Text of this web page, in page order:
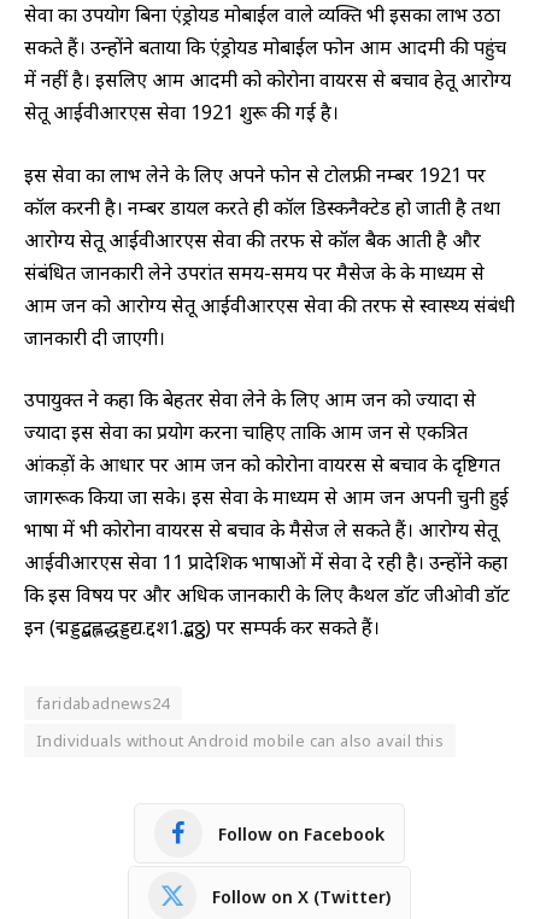
सेवा का उपयोग बिना एंड्रोयड मोबाईल वाले व्यक्ति भी इसका लाभ उठा
सकते हैं। उन्होंने बताया कि एंड्रोयड मोबाईल फोन आम आदमी की पहुंच
में नहीं है। इसलिए आम आदमी को कोरोना वायरस से बचाव हेतू आरोग्य
सेतू आईवीआरएस सेवा 1921 शुरू की गई है।
इस सेवा का लाभ लेने के लिए अपने फोन से टोलफ्री नम्बर 1921 पर
कॉल करनी है। नम्बर डायल करते ही कॉल डिस्कनैक्टेड हो जाती है तथा
आरोग्य सेतू आईवीआरएस सेवा की तरफ से कॉल बैक आती है और
संबंधित जानकारी लेने उपरांत समय-समय पर मैसेज के के माध्यम से
आम जन को आरोग्य सेतू आईवीआरएस सेवा की तरफ से स्वास्थ्य संबंधी
जानकारी दी जाएगी।
उपायुक्त ने कहा कि बेहतर सेवा लेने के लिए आम जन को ज्यादा से
ज्यादा इस सेवा का प्रयोग करना चाहिए ताकि आम जन से एकत्रित
आंकड़ों के आधार पर आम जन को कोरोना वायरस से बचाव के दृष्टिगत
जागरूक किया जा सके। इस सेवा के माध्यम से आम जन अपनी चुनी हुई
भाषा में भी कोरोना वायरस से बचाव के मैसेज ले सकते हैं। आरोग्य सेतू
आईवीआरएस सेवा 11 प्रादेशिक भाषाओं में सेवा दे रही है। उन्होंने कहा
कि इस विषय पर और अधिक जानकारी के लिए कैथल डॉट जीओवी डॉट
इन (द्मड्डद्बह्लद्धड्डद्य.द्दश1.द्बठ्ठ) पर सम्पर्क कर सकते हैं।
faridabadnews24
Individuals without Android mobile can also avail this
Follow on Facebook
Follow on X (Twitter)